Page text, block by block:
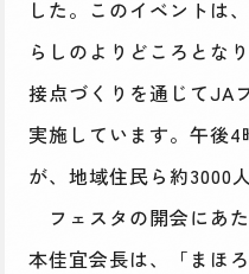
した。このイベントは
らしのよりどころとな
接点づくりを通じてJA
実施しています。午後
が、地域住民ら約3000
フェスタの開会にあ
本佳宜会長は、「まほ